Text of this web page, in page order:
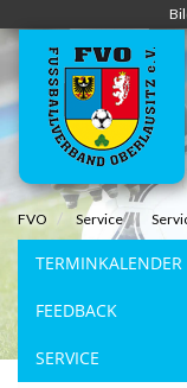
navigation
FVO Service
TERMINKALENDER
FEEDBACK
SERVICE